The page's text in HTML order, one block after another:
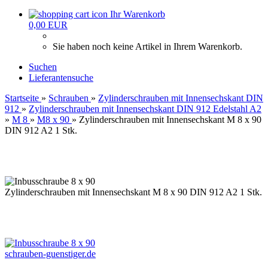
Ihr Warenkorb
0,00 EUR
Sie haben noch keine Artikel in Ihrem Warenkorb.
Suchen
Lieferantensuche
Startseite » Schrauben » Zylinderschrauben mit Innensechskant DIN
912 » Zylinderschrauben mit Innensechskant DIN 912 Edelstahl A2
» M 8 » M8 x 90 » Zylinderschrauben mit Innensechskant M 8 x 90
DIN 912 A2 1 Stk.
Zylinderschrauben mit Innensechskant M 8 x 90 DIN 912 A2 1 Stk.
schrauben-guenstiger.de